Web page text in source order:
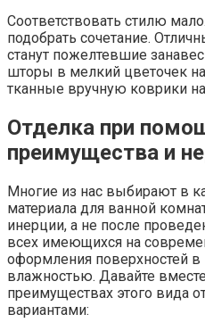
Соответствовать стилю
подобрать сочетание.
станут пожелтевшие
шторы в мелкий цветочек на
тканные вручную коврики
Отделка при
преимущества и
Многие из нас выбирают в
материала для ванной
инерции, а не после
всех имеющихся на
оформления поверхностей
влажностью. Давайте
преимуществах этого вида
вариантами: